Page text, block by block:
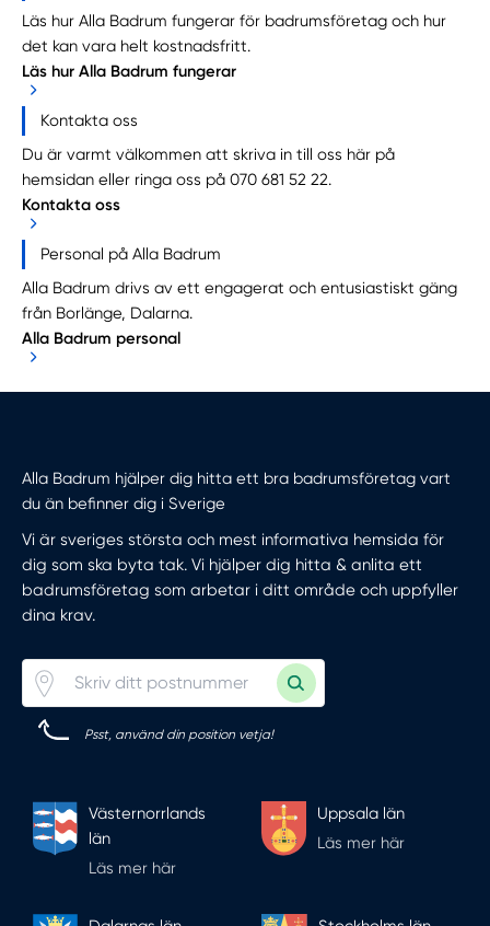
Läs hur Alla Badrum fungerar för badrumsföretag och hur
det kan vara helt kostnadsfritt.
Läs hur Alla Badrum fungerar
Kontakta oss
Du är varmt välkommen att skriva in till oss här på
hemsidan eller ringa oss på070 681 52 22.
Kontakta oss
Personal på Alla Badrum
Alla Badrum drivs av ett engagerat och entusiastiskt gäng
från Borlänge, Dalarna.
Alla Badrum personal
Alla Badrum hjälper dig hitta ett bra badrumsföretag vart
du än befinner dig i Sverige
Vi är sveriges största och mest informativa hemsida för
dig som ska byta tak. Vi hjälper dig hitta & anlita ett
badrumsföretag som arbetar i ditt område och uppfyller
dina krav.
Psst, använd din position vetja!
Västernorrlands
län
Läs mer här
Uppsala län
Läs mer här